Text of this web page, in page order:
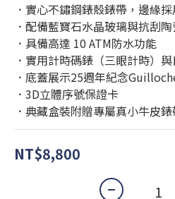
．實心不鏽鋼錶殼錶帶，邊緣
．配備藍寶石水晶玻璃與抗刮
．具備高達 10 ATM防水功能
．實用計時碼錶（三眼計時）
．底蓋展示25週年紀念
．3D立體序號保證卡
．典藏盒裝附贈專屬真小牛皮錶
NT$8,800